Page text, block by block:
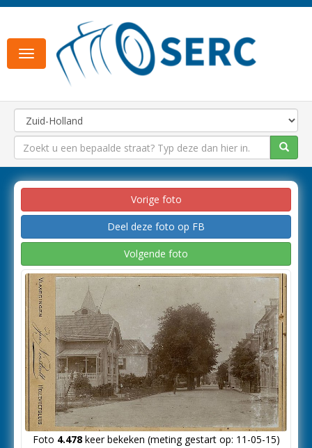
Toggle
navigation
Vorige foto
Deel deze foto op FB
Volgende foto
Foto 4.478keer bekeken (meting gestart op: 11-05-15)